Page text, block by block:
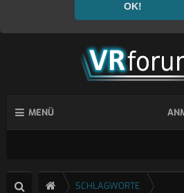
OK!
MENÜ
SCHLAGWORTE